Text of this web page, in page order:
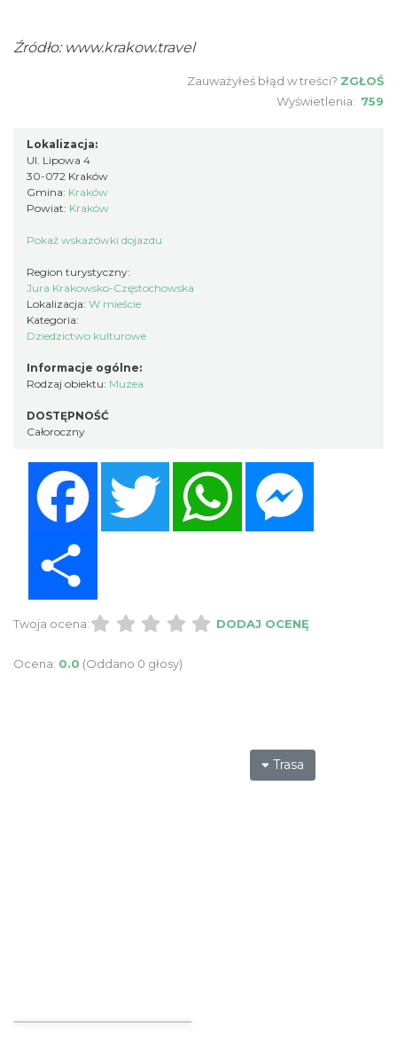
Źródło: www.krakow.travel
Zauważyłeś błąd w treści? ZGŁOŚ
Wyświetlenia: 759
Lokalizacja:
Ul. Lipowa 4
30-072 Kraków
Gmina: Kraków
Powiat: Kraków
Pokaż wskazówki dojazdu
Region turystyczny:
Jura Krakowsko-Częstochowska
Lokalizacja: W mieście
Kategoria:
Dziedzictwo kulturowe
Informacje ogólne:
Rodzaj obiektu: Muzea
DOSTĘPNOŚĆ
Całoroczny
Twitter WhatsApp
Twoja ocena: DODAJ OCENĘ
Ocena: 0.0 (Oddano 0 głosy)
Trasa